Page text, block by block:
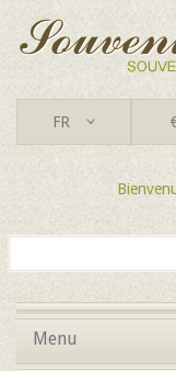
FR
Menu